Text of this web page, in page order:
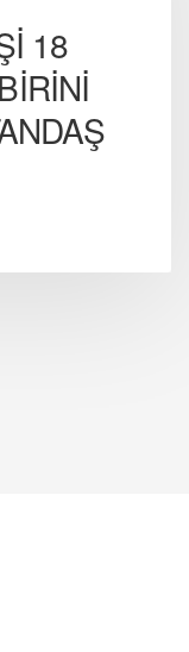
18